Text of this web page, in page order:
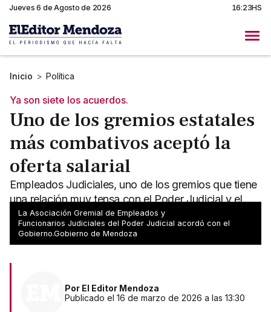
Jueves 6 de Agosto de 2026 16:23HS
Inicio > Política
Ya son siete los acuerdos.
Uno de los gremios estatales
más combativos aceptó la
oferta salarial
Empleados Judiciales, uno de los gremios que tiene
una relación muy tensa con el Poder Judicial y el
Gobierno, aceptó el aumento del 10% en dos
cuotas.
La Asociación Gremial de Empleados y
Funcionarios Judiciales del Poder Judicial acordó con el
Gobierno.Gobierno de Mendoza
Por El Editor Mendoza
Publicado el 16 de marzo de 2026 a las 13:30